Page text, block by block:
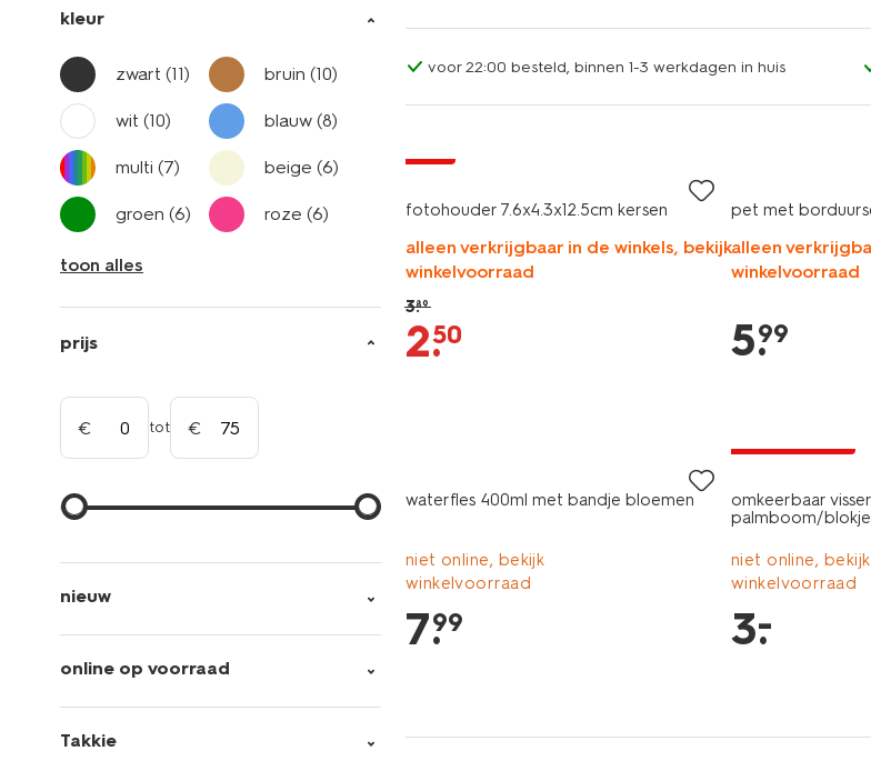
kleur
zwart (11) bruin(10)
wit (10) blauw(8)
multi (7) beige(6)
groen (6) roze(6)
toon alles
prijs
tot
nieuw
online op voorraad
Takkie
voor 22:00 besteld, binnen 1-3 werkdagen in huis
fotohouder 7.6x4.3x12.5cm kersen
alleen verkrijgbaar in de winkels, bekijk
winkelvoorraad
3.89
2.
50
pet met
alleen
winkelvoorraad
5.
99
waterfles 400ml met bandje bloemen
niet online, bekijk
winkelvoorraad
7.
99
omkeerbaar
palmboom/
niet online, bekijk
winkelvoorraad
3.
–